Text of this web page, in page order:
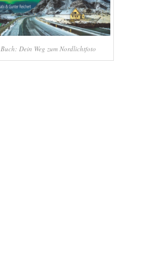
Buch: Dein Weg zum Nordlichtfoto